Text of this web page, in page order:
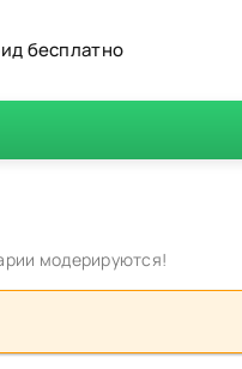
бесплатно
модерируются!